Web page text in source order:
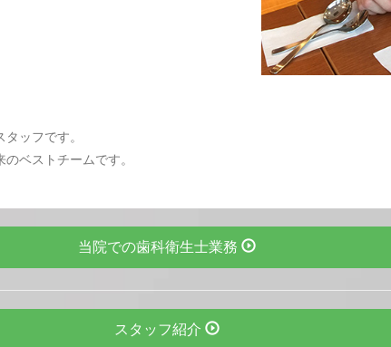
ッフです。
ベストチームです。
当院での歯科衛生士業務
スタッフ紹介